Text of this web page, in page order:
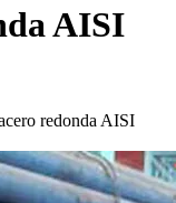
AISI
redonda AISI